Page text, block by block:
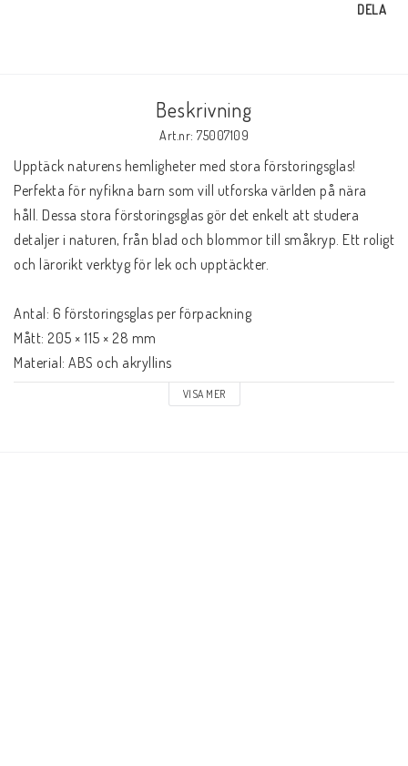
DELA
Beskrivning
Art.nr: 75007109
Upptäck naturens hemligheter med stora förstoringsglas!
Perfekta för nyfikna barn som vill utforska världen på nära
håll. Dessa stora förstoringsglas gör det enkelt att studera
detaljer i naturen, från blad och blommor till småkryp. Ett roligt
och lärorikt verktyg för lek och upptäckter.
Antal: 6 förstoringsglas per förpackning
Mått: 205 × 115 × 28 mm
Material: ABS och akryllins
Rekommenderad ålder: från 3 år
VISA MER